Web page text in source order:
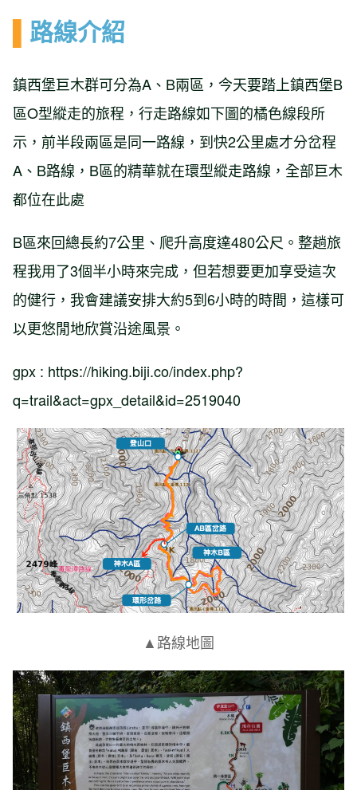
▌ 路線介紹
鎮西堡巨木群可分為A、B兩區，今天要踏上鎮西堡B
區O型縱走的旅程，行走路線如下圖的橘色線段所
示，前半段兩區是同一路線，到快2公里處才分岔程
A、B路線，B區的精華就在環型縱走路線，全部巨木
都位在此處
B區來回總長約7公里、爬升高度達480公尺。整趟旅
程我用了3個半小時來完成，但若想要更加享受這次
的健行，我會建議安排大約5到6小時的時間，這樣可
以更悠閒地欣賞沿途風景。
gpx : https://hiking.biji.co/index.php?
q=trail&act=gpx_detail&id=2519040
▲路線地圖